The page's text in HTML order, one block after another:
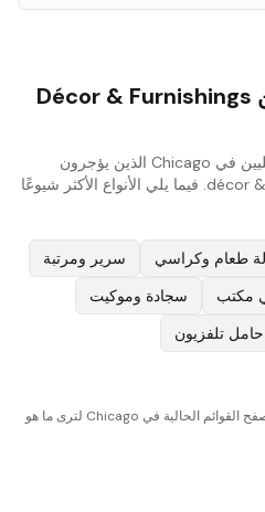
ماذا يمكنك استئجاره من Décor & Furnishings
يربطك Life4Rent بالمالكين المحليين في Chicago الذين يؤجرون
مجموعة واسعة من décor & furnishings. فيما يلي الأنواع الأكثر شيوعًا
طعام وكراسي
سرير ومرتبة
مكتب
سجادة وموكيت
حامل تلفزيون
يختلف التوفر حسب المدينة والموسم. تصفح القوائم الحالية في Chicago لترى ما هو